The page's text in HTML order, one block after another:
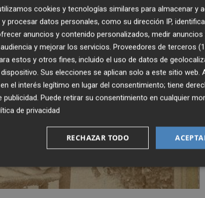
cookies y tecnologías similares para almacenar y
procesar datos personales, como su dirección IP,
anuncios y contenido personalizados, medir anuncios
y mejorar los servicios. Proveedores de terceros
estos y otros fines, incluido el uso de datos de
Sus elecciones se aplican solo a este sitio web.
el interés legítimo en lugar del consentimiento; tiene
publicidad. Puede retirar su consentimiento en cualquier
de privacidad
RECHAZAR TODO